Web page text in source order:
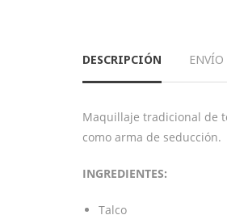
DESCRIPCIÓN
Maquillaje tradicional de
como arma de seducción.
INGREDIENTES:
Talco